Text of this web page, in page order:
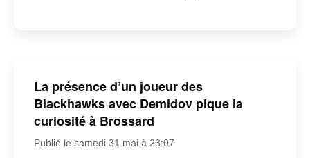
La présence d’un joueur des
Blackhawks avec Demidov pique la
curiosité à Brossard
Publié le samedi 31 mai à 23:07